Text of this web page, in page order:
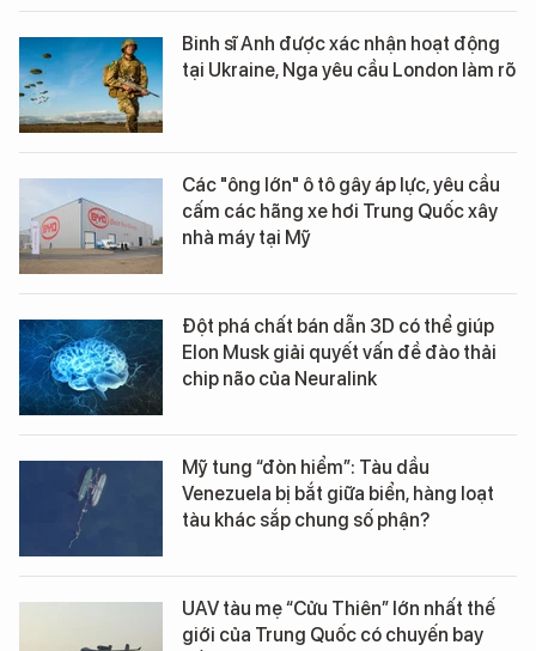
Binh sĩ Anh được xác nhận hoạt động
tại Ukraine, Nga yêu cầu London làm rõ
Các "ông lớn" ô tô gây áp lực, yêu cầu
cấm các hãng xe hơi Trung Quốc xây
nhà máy tại Mỹ
Đột phá chất bán dẫn 3D có thể giúp
Elon Musk giải quyết vấn đề đào thải
chip não của Neuralink
Mỹ tung “đòn hiểm”: Tàu dầu
Venezuela bị bắt giữa biển, hàng loạt
tàu khác sắp chung số phận?
UAV tàu mẹ “Cửu Thiên” lớn nhất thế
giới của Trung Quốc có chuyến bay